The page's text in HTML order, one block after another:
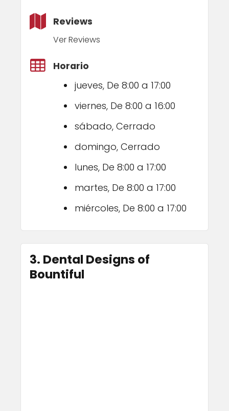
Reviews
Ver Reviews
Horario
jueves, De 8:00 a 17:00
viernes, De 8:00 a 16:00
sábado, Cerrado
domingo, Cerrado
lunes, De 8:00 a 17:00
martes, De 8:00 a 17:00
miércoles, De 8:00 a 17:00
3. Dental Designs of
Bountiful